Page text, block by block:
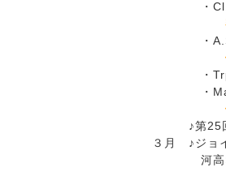
・Cl. 日向
審査員
・A.Sax.
優秀演
・Trp. 外
・Mari. 渡
♪第25回南
３月 ♪ジョ
河高×仙台